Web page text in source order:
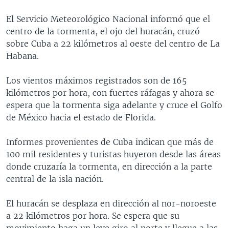
NOTA ECONÓMICA
ENTRETENIMIENTO
Idiomas
El Servicio Meteorológico Nacional informó que el
centro de la tormenta, el ojo del huracán, cruzó
sobre Cuba a 22 kilómetros al oeste del centro de La
Habana.
Los vientos máximos registrados son de 165
kilómetros por hora, con fuertes ráfagas y ahora se
espera que la tormenta siga adelante y cruce el Golfo
de México hacia el estado de Florida.
Informes provenientes de Cuba indican que más de
100 mil residentes y turistas huyeron desde las áreas
donde cruzaría la tormenta, en dirección a la parte
central de la isla nación.
El huracán se desplaza en dirección al nor-noroeste
a 22 kilómetros por hora. Se espera que su